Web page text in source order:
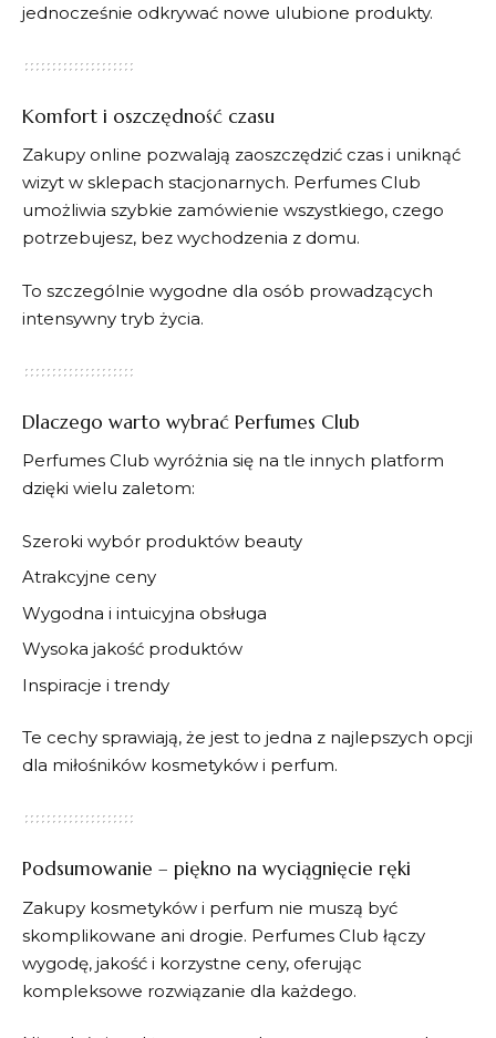
jednocześnie odkrywać nowe ulubione produkty.
Komfort i oszczędność czasu
Zakupy online pozwalają zaoszczędzić czas i uniknąć
wizyt w sklepach stacjonarnych. Perfumes Club
umożliwia szybkie zamówienie wszystkiego, czego
potrzebujesz, bez wychodzenia z domu.
To szczególnie wygodne dla osób prowadzących
intensywny tryb życia.
Dlaczego warto wybrać Perfumes Club
Perfumes Club wyróżnia się na tle innych platform
dzięki wielu zaletom:
Szeroki wybór produktów beauty
Atrakcyjne ceny
Wygodna i intuicyjna obsługa
Wysoka jakość produktów
Inspiracje i trendy
Te cechy sprawiają, że jest to jedna z najlepszych opcji
dla miłośników kosmetyków i perfum.
Podsumowanie – piękno na wyciągnięcie ręki
Zakupy kosmetyków i perfum nie muszą być
skomplikowane ani drogie. Perfumes Club łączy
wygodę, jakość i korzystne ceny, oferując
kompleksowe rozwiązanie dla każdego.